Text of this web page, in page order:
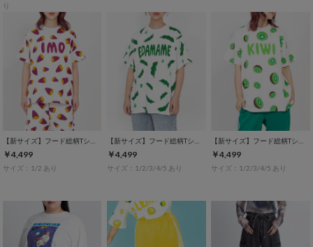
り
￥4,499
サイズ：1/2 あり
￥4,499
サイズ：1/2/3/4/5 あり
￥4,499
サイズ：1/2/3/4/5 あり